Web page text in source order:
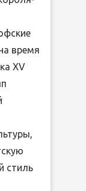
время
XV
стиль